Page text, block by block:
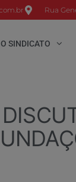
Rua
O SINDICATO